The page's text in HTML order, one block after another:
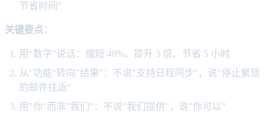
节省时间"
关键要点：
用"数字"说话：缩短 40%、提升 3 倍、节省 5 小时
从"功能"转向"结果"：不说"支持日程同步"，说"停止繁琐
的邮件往返"
用"你"而非"我们"：不说"我们提供"，说"你可以"